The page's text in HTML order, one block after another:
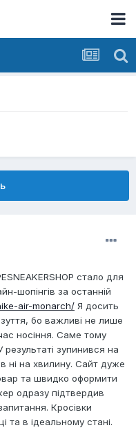
стало для
шопінгів за останній
air-monarch/ Я досить
бо важливі не лише
носіння. Саме тому
зупинився на
ні на хвилину. Сайт дуже
та швидко оформити
одразу підтвердив
Кросівки
та в ідеальному стані.